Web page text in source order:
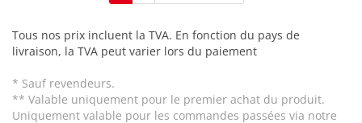
Tous nos prix incluent la TVA. En fonction du pays de
livraison, la TVA peut varier lors du paiement
* Sauf revendeurs.
** Valable uniquement pour le premier achat du produit.
Uniquement valable pour les commandes passées via notre